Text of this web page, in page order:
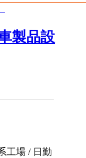
製品設
工場 / 日勤